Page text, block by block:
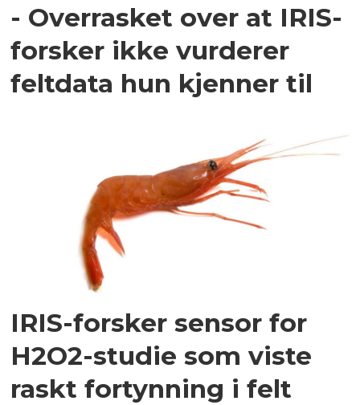
- Overrasket over at IRIS-
forsker ikke vurderer
feltdata hun kjenner til
IRIS-forsker sensor for
H2O2-studie som viste
raskt fortynning i felt